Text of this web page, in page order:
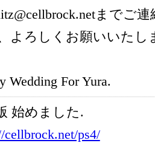
までご
よろしくお願いいたし
Wedding For Yura.
始めました.
cellbrock.net/ps4/